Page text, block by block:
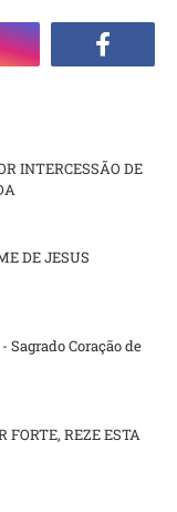
INTERCESSÃO DE
DE JESUS
Sagrado Coração de
FORTE, REZE ESTA